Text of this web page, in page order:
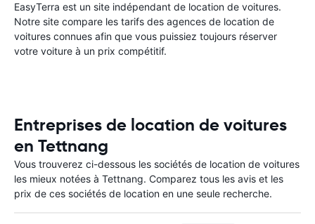
EasyTerra est un site indépendant de location de voitures.
Notre site compare les tarifs des agences de location de
voitures connues afin que vous puissiez toujours réserver
votre voiture à un prix compétitif.
Entreprises de location de voitures
en Tettnang
Vous trouverez ci-dessous les sociétés de location de voitures
les mieux notées à Tettnang. Comparez tous les avis et les
prix de ces sociétés de location en une seule recherche.